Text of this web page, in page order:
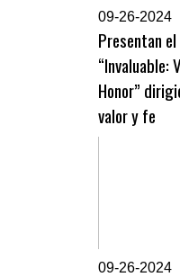
09-26-2024
Presentan
“Invaluable:
Honor”
valor y fe
09-26-2024